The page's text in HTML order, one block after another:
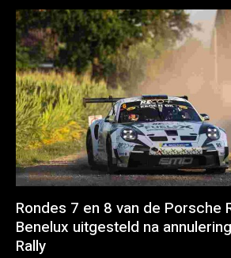
Rondes 7 en 8 van de Porsche
Benelux uitgesteld na
Rally